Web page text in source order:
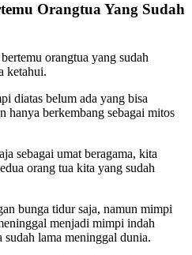
Orangtua Yang Sudah
orangtua yang sudah
ketahui.
diatas belum ada yang bisa
hanya berkembang sebagai mitos
sebagai umat beragama, kita
orang tua kita yang sudah
bunga tidur saja, namun mimpi
menjadi mimpi indah
lama meninggal dunia.